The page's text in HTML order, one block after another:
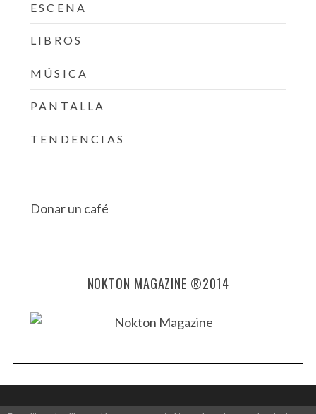
ESCENA
LIBROS
MÚSICA
PANTALLA
TENDENCIAS
Donar un café
NOKTON MAGAZINE ®2014